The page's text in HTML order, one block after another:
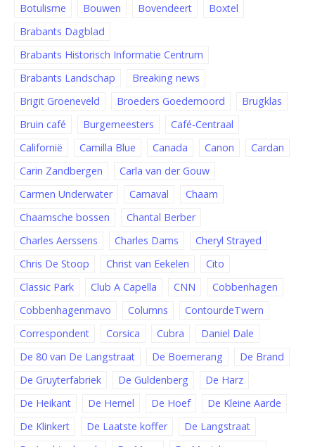
Botulisme
Bouwen Bovendeert
Boxtel
Brabants Dagblad
Brabants Historisch Informatie Centrum
Brabants Landschap
Breaking news
Brigit Groeneveld
Broeders Goedemoord
Brugklas
Bruin café
Burgemeesters
Café-Centraal
Californië
Camilla Blue Canada Canon
Cardan
Carin Zandbergen
Carla van der Gouw
Carmen Underwater
Carnaval
Chaam
Chaamsche bossen
Chantal Berber
Charles Aerssens
Charles Dams
Cheryl Strayed
Chris De Stoop
Christ van Eekelen
Cito
Classic Park
Club A Capella CNN
Cobbenhagen
Cobbenhagenmavo
Columns
ContourdeTwern
Correspondent
Corsica Cubra
Daniel Dale
De 80 van De Langstraat
De Boemerang
De Brand
De Gruyterfabriek
De Guldenberg
De Harz
De Heikant
De Hemel De Hoef
De Kleine Aarde
De Klinkert
De Laatste koffer
De Langstraat